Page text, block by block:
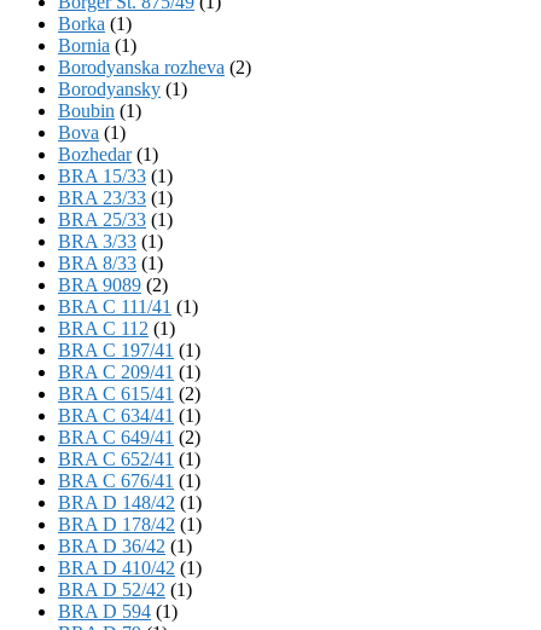
Borka (1)
Bornia (1)
Borodyanska rozheva (2)
Borodyansky (1)
Boubin (1)
Bova (1)
Bozhedar(1)
BRA 15/33 (1)
BRA 23/33 (1)
BRA 25/33 (1)
BRA 3/33 (1)
BRA 8/33 (1)
BRA 9089 (2)
BRA C 111/41 (1)
BRA C 112 (1)
BRA C 197/41 (1)
BRA C 209/41 (1)
BRA C 615/41 (2)
BRA C 634/41 (1)
BRA C 649/41 (2)
BRA C 652/41 (1)
BRA C 676/41 (1)
BRA D 148/42 (1)
BRA D 178/42 (1)
BRA D 36/42 (1)
BRA D 410/42 (1)
BRA D 52/42 (1)
BRA D 594 (1)